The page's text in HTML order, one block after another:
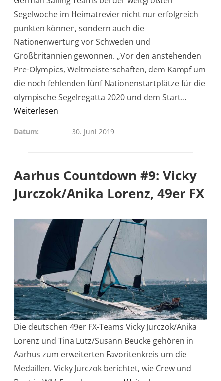
Segelwoche im Heimatrevier nicht nur erfolgreich
punkten können, sondern auch die
Nationenwertung vor Schweden und
Großbritannien gewonnen. „Vor den anstehenden
Pre-Olympics, Weltmeisterschaften, dem Kampf um
die noch fehlenden fünf Nationenstartplätze für die
olympische Segelregatta 2020 und dem Start…
Weiterlesen
Datum 30. Juni 2019
Aarhus Countdown #9: Vicky
Jurczok/Anika Lorenz, 49er FX
Die deutschen 49er FX-Teams Vicky Jurczok/Anika
Lorenz und Tina Lutz/Susann Beucke gehören in
Aarhus zum erweiterten Favoritenkreis um die
Medaillen. Vicky Jurczok berichtet, wie Crew und